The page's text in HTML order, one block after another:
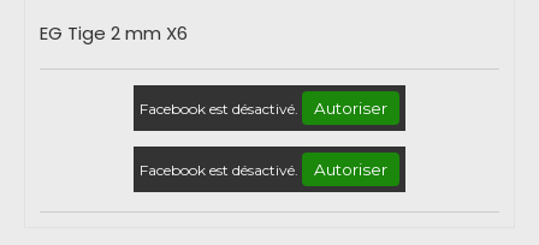
EG Tige 2 mm X6
Facebook est désactivé. Autoriser
Facebook est désactivé. Autoriser